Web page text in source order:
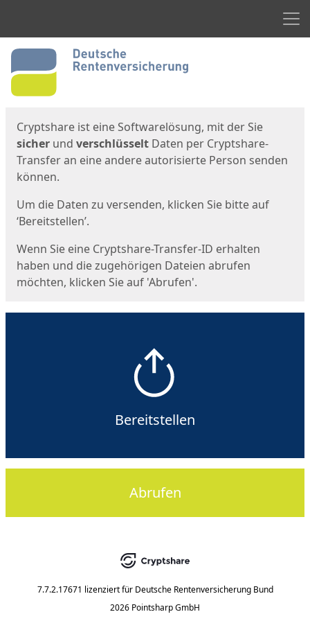
Start
Cryptshare ist eine Softwarelösung, mit der Sie
sicher und verschlüsselt Daten per Cryptshare-
Transfer an eine andere autorisierte Person senden
können.
Um die Daten zu versenden, klicken Sie bitte auf
‘Bereitstellen’.
Wenn Sie eine Cryptshare-Transfer-ID erhalten
haben und die zugehörigen Dateien abrufen
möchten, klicken Sie auf 'Abrufen'.
Bereitstellen
Abrufen
7.7.2.17671 lizenziert für Deutsche Rentenversicherung Bund
2026 Pointsharp GmbH